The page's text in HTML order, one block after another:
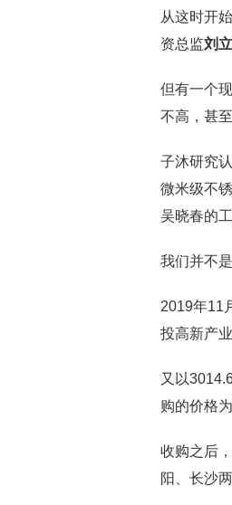
从这时开
资总监刘
但有一个
不高，甚
子沐研究
微米级不
吴晓春的
我们并不
2019年11
投高新产
又以
购的价格
收购之后
阳、长沙